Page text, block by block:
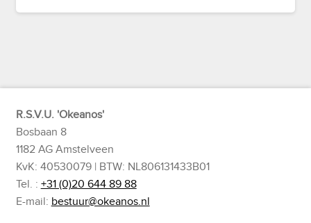
R.S.V.U. 'Okeanos'
Bosbaan 8
1182 AG Amstelveen
KvK: 40530079 | BTW: NL806131433B01
Tel. : +31 (0)20 644 89 88
E-mail: bestuur@okeanos.nl